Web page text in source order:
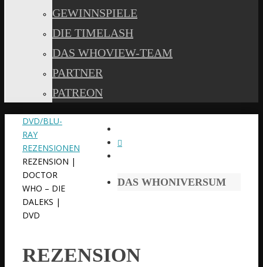
GEWINNSPIELE
DIE TIMELASH
DAS WHOVIEW-TEAM
PARTNER
PATREON
START
DVD/BLU-
RAY
REZENSIONEN
REZENSION |
DOCTOR
WHO – DIE
DALEKS |
DVD
REZENSION
DAS WHONIVERSUM